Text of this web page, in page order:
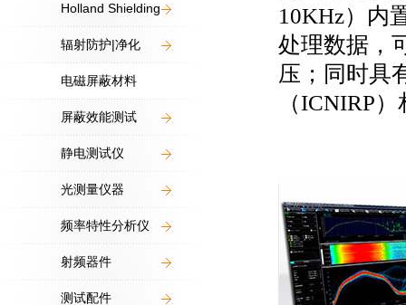
Holland Shielding
辐射防护|净化
电磁屏蔽材料
屏蔽效能测试
静电测试仪
光测量仪器
频率特性分析仪
射频器件
测试配件
10KHz）内
处理数据，
压；同时具
（ICNIRP